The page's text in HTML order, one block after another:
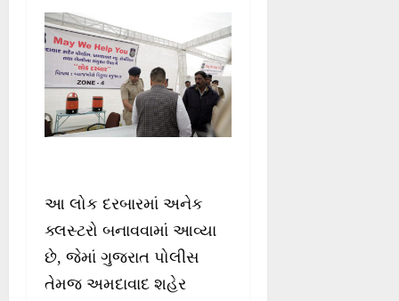
આ લોક દરબારમાં અનેક
ક્લસ્ટરો બનાવવામાં આવ્યા
છે, જેમાં ગુજરાત પોલીસ
તેમજ અમદાવાદ શહેર